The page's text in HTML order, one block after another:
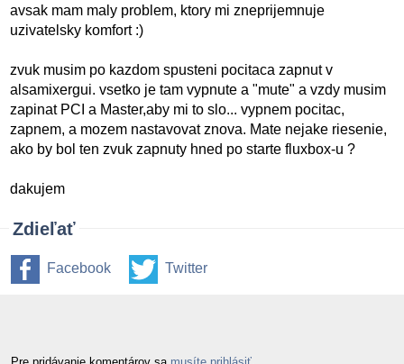
avsak mam maly problem, ktory mi zneprijemnuje
uzivatelsky komfort :)
zvuk musim po kazdom spusteni pocitaca zapnut v
alsamixergui. vsetko je tam vypnute a "mute" a vzdy musim
zapinat PCI a Master,aby mi to slo... vypnem pocitac,
zapnem, a mozem nastavovat znova. Mate nejake riesenie,
ako by bol ten zvuk zapnuty hned po starte fluxbox-u ?
dakujem
Zdieľať
Facebook Twitter